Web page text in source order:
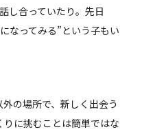
し合っていたり。先日
なってみる”という子もい
の場所で、新しく出会う
に挑むことは簡単ではな